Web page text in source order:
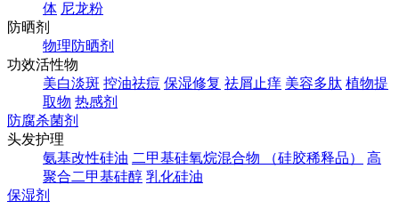
体 尼龙粉
防晒剂
物理防晒剂
功效活性物
美白淡斑 控油祛痘 保湿修复 祛屑止痒 美容多肽 植物提
取物 热感剂
防腐杀菌剂
头发护理
氨基改性硅油 二甲基硅氧烷混合物 （硅胶稀释品）
高
聚合二甲基硅醇 乳化硅油
保湿剂